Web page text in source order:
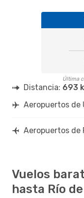
Última
Distancia: 693
Aeropuertos de
Aeropuertos de
Vuelos
hasta Río